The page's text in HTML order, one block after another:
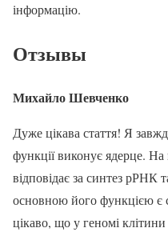
інформацію.
Отзывы
Михайло Шевченко
Дуже цікава стаття! Я
функції виконує ядерце.
відповідає за синтез рРНК
основною його функцією є
цікаво, що у геномі клітини